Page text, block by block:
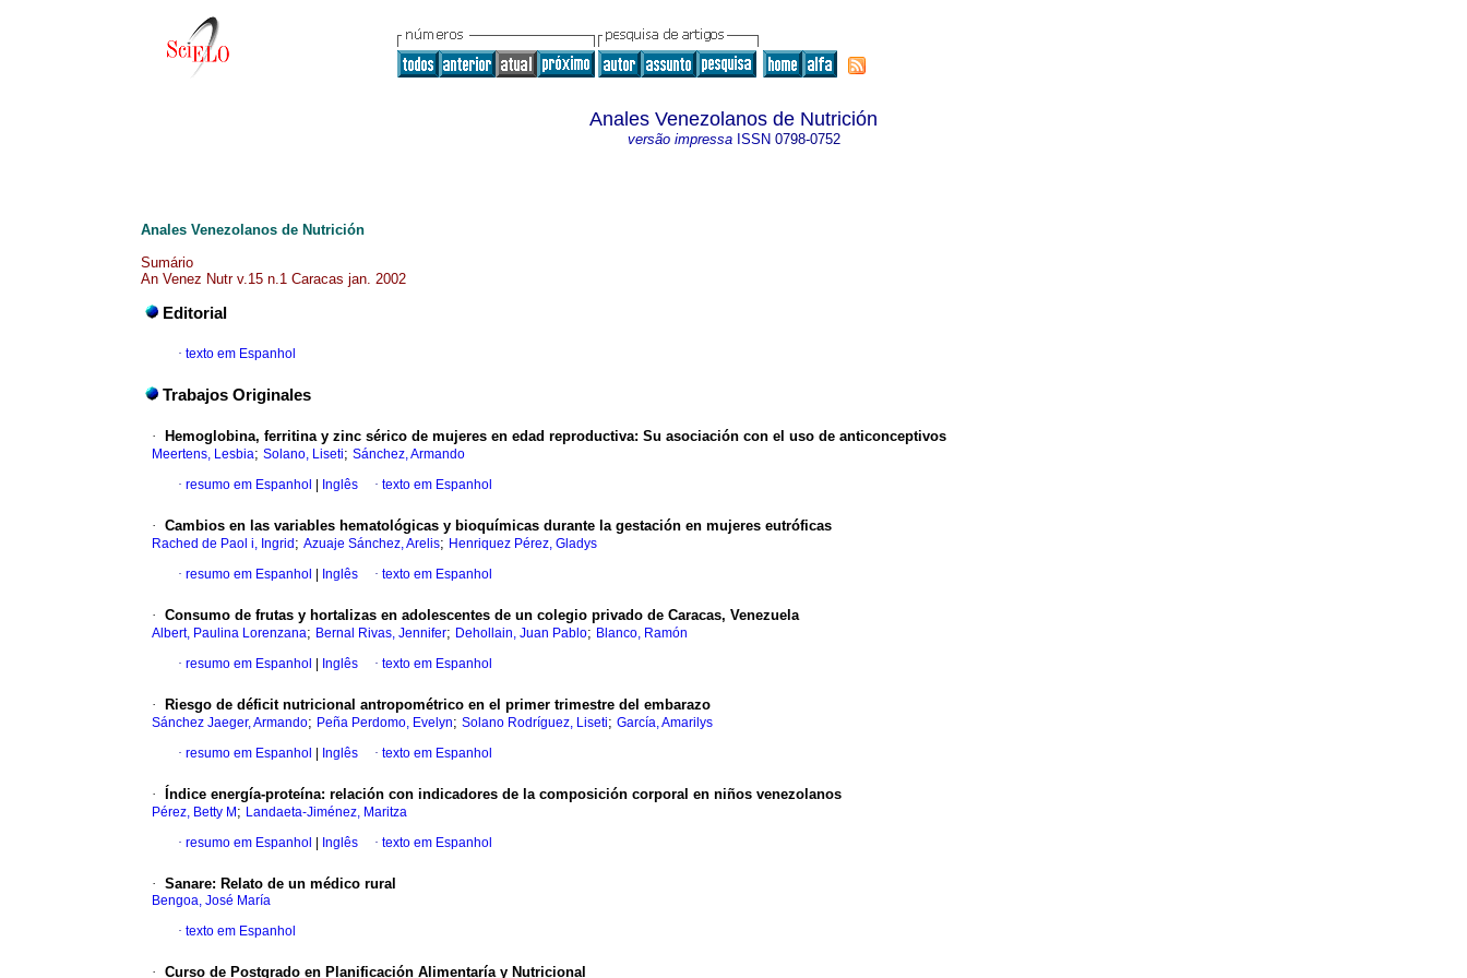
Anales Venezolanos de Nutrición
versão impressaISSN 0798-0752
Anales Venezolanos de Nutrición
Sumário
An Venez Nutr v.15 n.1 Caracas jan. 2002
Editorial
· texto em Espanhol
Trabajos Originales
· Hemoglobina, ferritina y zinc sérico de mujeres en edad reproductiva: Su asociación con el uso de anticonceptivos
Meertens, Lesbia; Solano, Liseti; Sánchez, Armando
· resumo em Espanhol Inglês · texto em Espanhol
· Cambios en las variables hematológicas y bioquímicas durante la gestación en mujeres eutróficas
Rached de Paol i, Ingrid ; Azuaje Sánchez, Arelis; Henriquez Pérez, Gladys
· resumo em Espanhol Inglês · texto em Espanhol
· Consumo de frutas y hortalizas en adolescentes de un colegio privado de Caracas, Venezuela
Albert, Paulina Lorenzana; Bernal Rivas, Jennifer; Dehollain, Juan Pablo; Blanco, Ramón
· resumo em Espanhol Inglês · texto em Espanhol
· Riesgo de déficit nutricional antropométrico en el primer trimestre del embarazo
Sánchez Jaeger, Armando; Peña Perdomo, Evelyn; Solano Rodríguez, Liseti; García, Amarilys
· resumo em Espanhol Inglês · texto em Espanhol
· Índice energía-proteína: relación con indicadores de la composición corporal en niños venezolanos
Pérez, Betty M ; Landaeta-Jiménez, Maritza
· resumo em Espanhol Inglês · texto em Espanhol
· Sanare: Relato de un médico rural
Bengoa, José María
· texto em Espanhol
· Curso de Postgrado en Planificación Alimentaría y Nutricional